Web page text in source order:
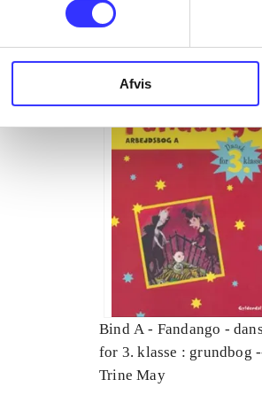
Afvis
Bind A - Fandango -
for 3. klasse : grundbog
Arbejdsbog. Bind A
Trine May